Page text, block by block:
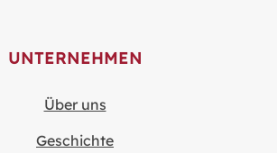
UNTERNEHMEN
Über uns
Geschichte